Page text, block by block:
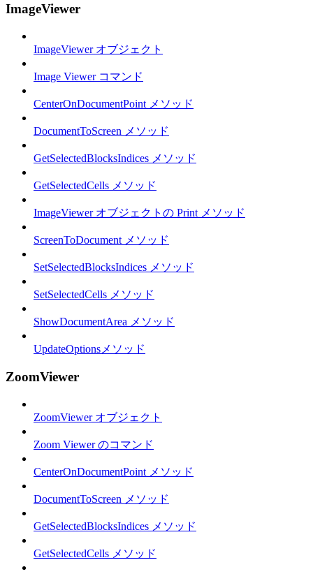
ImageViewer
ImageViewer オブジェクト
Image Viewer コマンド
CenterOnDocumentPoint メソッド
DocumentToScreen メソッド
GetSelectedBlocksIndices メソッド
GetSelectedCells メソッド
ImageViewer オブジェクトの Print メソッド
ScreenToDocument メソッド
SetSelectedBlocksIndices メソッド
SetSelectedCells メソッド
ShowDocumentArea メソッド
UpdateOptionsメソッド
ZoomViewer
ZoomViewer オブジェクト
Zoom Viewer のコマンド
CenterOnDocumentPoint メソッド
DocumentToScreen メソッド
GetSelectedBlocksIndices メソッド
GetSelectedCells メソッド